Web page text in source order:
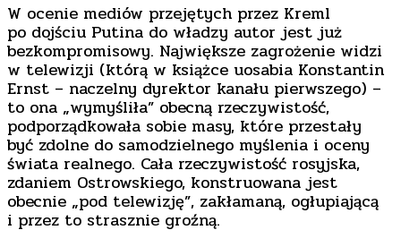
W ocenie mediów przejętych przez Kreml
po dojściu Putina do władzy autor jest już
bezkompromisowy. Największe zagrożenie widzi
w telewizji (którą w książce uosabia Konstantin
Ernst – naczelny dyrektor kanału pierwszego) –
to ona „wymyśliła” obecną rzeczywistość,
podporządkowała sobie masy, które przestały
być zdolne do samodzielnego myślenia i oceny
świata realnego. Cała rzeczywistość rosyjska,
zdaniem Ostrowskiego, konstruowana jest
obecnie „pod telewizję”, zakłamaną, ogłupiającą
i przez to strasznie groźną.